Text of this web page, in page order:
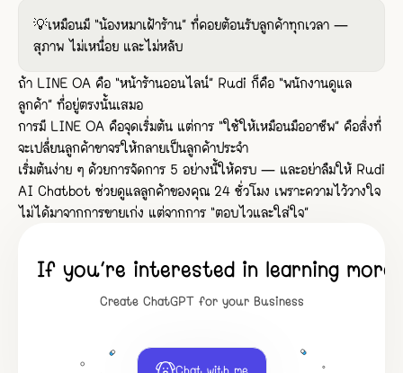
💡เหมือนมี “น้องหมาเฝ้าร้าน” ที่คอยต้อนรับลูกค้าทุกเวลา —
สุภาพ ไม่เหนื่อย และไม่หลับ
ถ้า LINE OA คือ “หน้าร้านออนไลน์” Rudi ก็คือ “พนักงานดูแล
ลูกค้า” ที่อยู่ตรงนั้นเสมอ
การมี LINE OA คือจุดเริ่มต้น แต่การ “ใช้ให้เหมือนมืออาชีพ” คือสิ่งที่
จะเปลี่ยนลูกค้าขาจรให้กลายเป็นลูกค้าประจำ
เริ่มต้นง่าย ๆ ด้วยการจัดการ 5 อย่างนี้ให้ครบ — และอย่าลืมให้ Rudi
AI Chatbot ช่วยดูแลลูกค้าของคุณ 24 ชั่วโมง เพราะความไว้วางใจ
ไม่ได้มาจากการขายเก่ง แต่จากการ “ตอบไวและใส่ใจ”
If you’re interested in learning
Create ChatGPT for your Business